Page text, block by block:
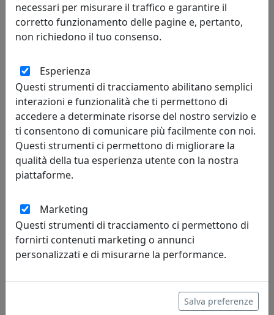
OROLOGIO A PENDOLO LONG_TIME 2170B BIANCO
Progetti
necessari per misurare il traffico e garantire il
corretto funzionamento delle pagine e, pertanto,
non richiedono il tuo consenso.
Esperienza
Questi strumenti di tracciamento abilitano semplici
interazioni e funzionalità che ti permettono di
accedere a determinate risorse del nostro servizio e
ti consentono di comunicare più facilmente con noi.
Questi strumenti ci permettono di migliorare la
qualità della tua esperienza utente con la nostra
piattaforme.
Marketing
Questi strumenti di tracciamento ci permettono di
fornirti contenuti marketing o annunci
personalizzati e di misurarne la performance.
Salva preferenze